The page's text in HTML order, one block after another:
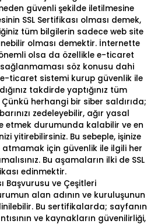
güvenli şekilde iletilmesine
SSL Sertifikası olması demek,
tüm bilgilerin sadece web site
olması demektir. İnternette
olsa da özellikle e-ticaret
söz konusu dahi
ticaret sistemi kurup güvenlik ile
takdirde yaptığınız tüm
herhangi bir siber saldırıda;
zedeleyebilir, ağır yasal
etmek durumunda kalabilir ve en
yitirebilirsiniz. Bu sebeple, işinize
atmamak için güvenlik ile ilgili her
Bu aşamaların ilki de SSL
edinmektir.
Başvurusu ve Çeşitleri
alan adının ve kuruluşunun
Bu sertifikalarda; sayfanın
ve kaynakların güvenilirliği,